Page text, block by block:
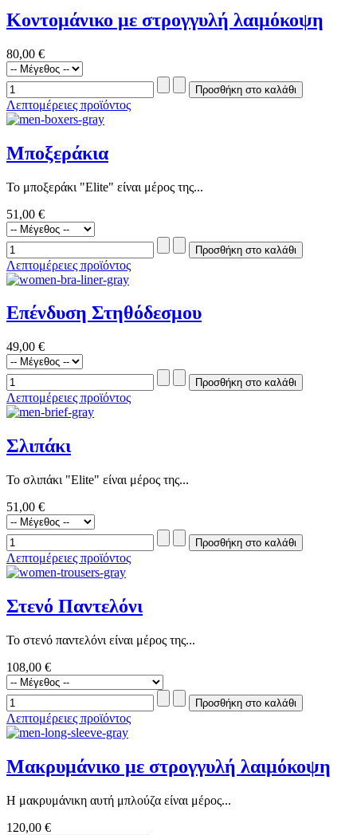
Κοντομάνικο με στρογγυλή λαιμόκοψη
80,00 €
Λεπτομέρειες προϊόντος
Μποξεράκια
Το μποξεράκι "Elite" είναι μέρος της...
51,00 €
Λεπτομέρειες προϊόντος
Επένδυση Στηθόδεσμου
49,00 €
Λεπτομέρειες προϊόντος
Σλιπάκι
Το σλιπάκι "Elite" είναι μέρος της...
51,00 €
Λεπτομέρειες προϊόντος
Στενό Παντελόνι
Το στενό παντελόνι είναι μέρος της...
108,00 €
Λεπτομέρειες προϊόντος
Μακρυμάνικο με στρογγυλή λαιμόκοψη
Η μακρυμάνικη αυτή μπλούζα είναι μέρος...
120,00 €